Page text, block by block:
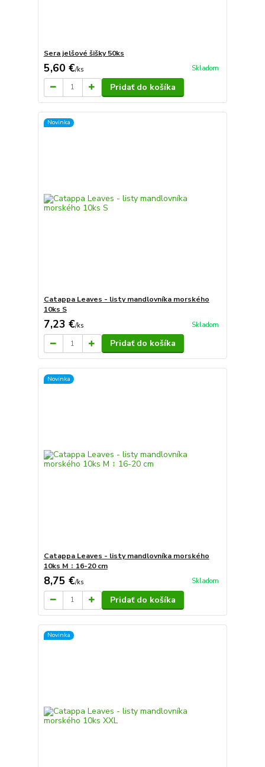
Sera jelšové šišky 50ks
5,60 €/ks Skladom
Pridať do košíka
Novinka
Catappa Leaves - listy mandlovníka morského
10ks S
7,23 €/ks Skladom
Pridať do košíka
Novinka
Catappa Leaves - listy mandlovníka morského
10ks M ↕ 16-20 cm
8,75 €/ks Skladom
Pridať do košíka
Novinka